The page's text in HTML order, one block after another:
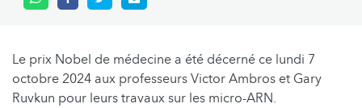
Le prix Nobel de médecine a été décerné ce lundi 7
octobre 2024 aux professeurs Victor Ambros et Gary
Ruvkun pour leurs travaux sur les micro-ARN.